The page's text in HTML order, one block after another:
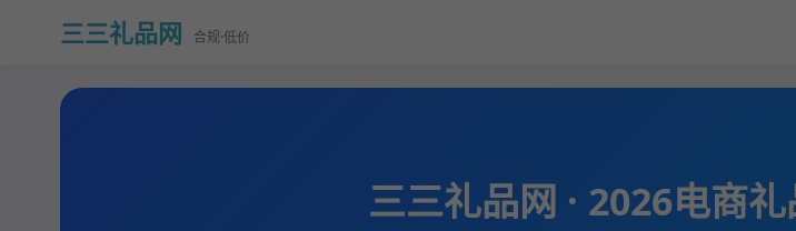
三三礼品网 合规·低价
三三礼品网 · 2026电商